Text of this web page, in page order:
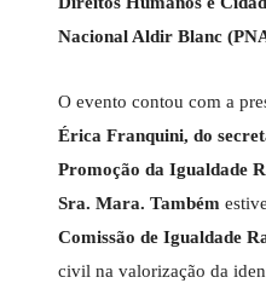
Nacional Aldir Blanc
O evento contou com a
Érica Franquini, do
Promoção da Igualdade
Sra. Mara. Também
Comissão de Igualdade
civil na valorização da